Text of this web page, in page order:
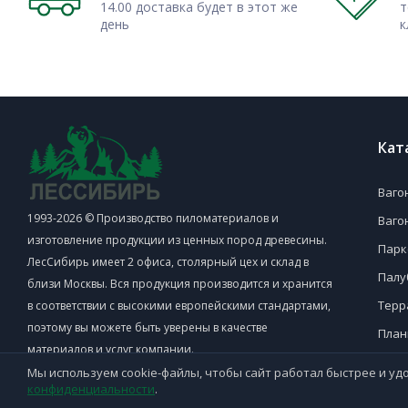
В частности, к нам обращаются для того, чтобы
широкий спектр самых качественных стройматериалов из
14.00 доставка будет в этот же
день
1993-2026 © Производство пиломатериалов и
изготовление продукции из ценных пород древесины.
ЛесСибирь имеет 2 офиса, столярный цех и склад в
близи Москвы. Вся продукция производится и хранится
в соответствии с высокими европейскими стандартами,
поэтому вы можете быть уверены в качестве
материалов и услуг компании.
Мы используем cookie-файлы, чтобы сайт работал быстрее и
конфиденциальности.